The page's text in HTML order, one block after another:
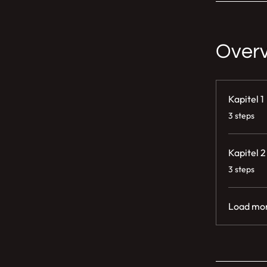
Kapitel 1
.
3 steps
Kapitel 2
.
3 steps
Load